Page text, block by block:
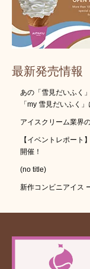
最新発売情報
あの「雪見だいふく
「my 雪見だいふく
アイスクリーム業界
【イベントレポート
開催！
(no title)
新作コンビニアイス